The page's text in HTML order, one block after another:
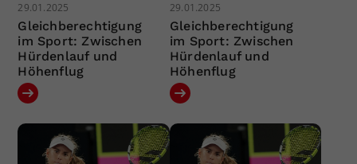
29.01.2025
Gleichberechtigung
im Sport: Zwischen
Hürdenlauf und
Höhenflug
29.01.2025
Gleichberechtigung
im Sport: Zwischen
Hürdenlauf und
Höhenflug